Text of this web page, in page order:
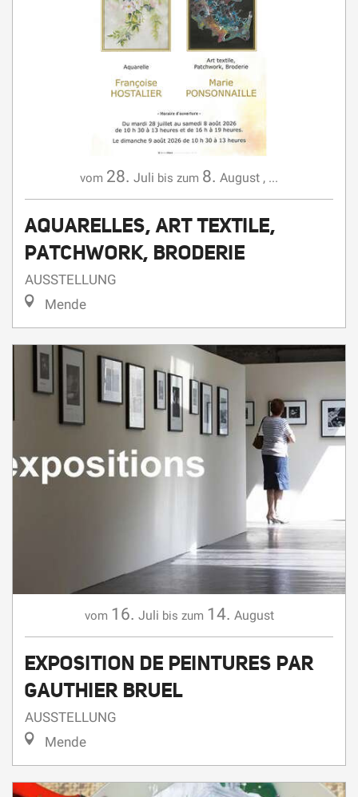
vom 28. Juli bis zum 8. August , ...
AQUARELLES, ART TEXTILE,
PATCHWORK, BRODERIE
AUSSTELLUNG
Mende
vom 16. Juli bis zum 14. August
EXPOSITION DE PEINTURES PAR
GAUTHIER BRUEL
AUSSTELLUNG
Mende